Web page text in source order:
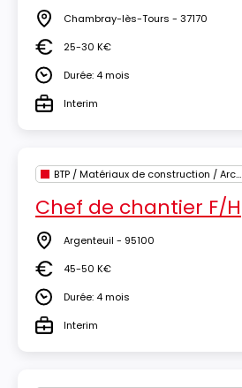
Lieu Chambray-lès-Tours - 37170
Salaire25-30 K€
DuréeDurée: 4 mois
TypeInterim
BTP / Matériaux de construction / Architecture
Chef de chantier F/H
Lieu Argenteuil - 95100
Salaire45-50 K€
DuréeDurée: 4 mois
TypeInterim